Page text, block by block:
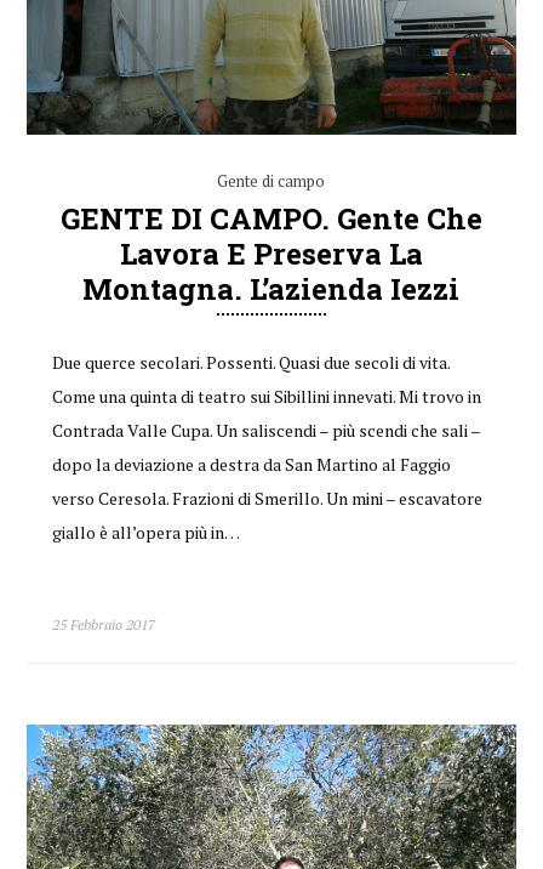
Gente di campo
GENTE DI CAMPO. Gente Che
Lavora E Preserva La
Montagna. L’azienda Iezzi
Due querce secolari. Possenti. Quasi due secoli di vita.
Come una quinta di teatro sui Sibillini innevati. Mi trovo in
Contrada Valle Cupa. Un saliscendi – più scendi che sali –
dopo la deviazione a destra da San Martino al Faggio
verso Ceresola. Frazioni di Smerillo. Un mini – escavatore
giallo è all’opera più in…
25 Febbraio 2017